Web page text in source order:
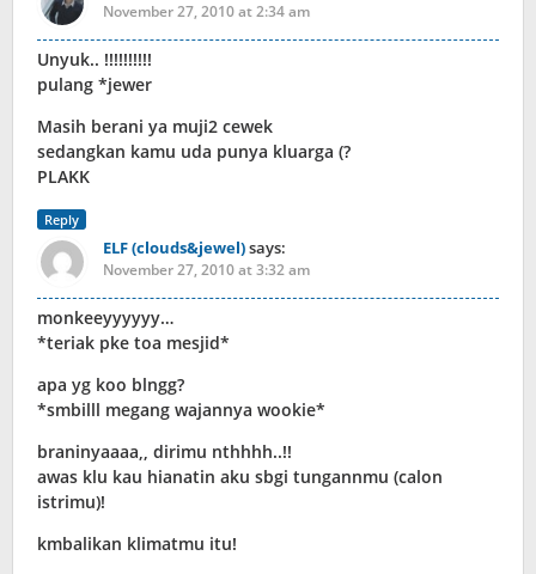
November 27, 2010 at 2:34 am
Unyuk.. !!!!!!!!!!
pulang *jewer
Masih berani ya muji2 cewek
sedangkan kamu uda punya kluarga (?
PLAKK
Reply
ELF (clouds&jewel)says:
November 27, 2010 at 3:32 am
monkeeyyyyyy…
*teriak pke toa mesjid*
apa yg koo blngg?
*smbilll megang wajannya wookie*
braninyaaaa,, dirimu nthhhh..!!
awas klu kau hianatin aku sbgi tungannmu (calon
istrimu)!
kmbalikan klimatmu itu!